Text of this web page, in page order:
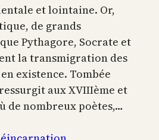
et lointaine. Or,
de grands
Pythagore, Socrate et
la transmigration des
en existence. Tombée
aux XVIIIème et
de nombreux poètes,…